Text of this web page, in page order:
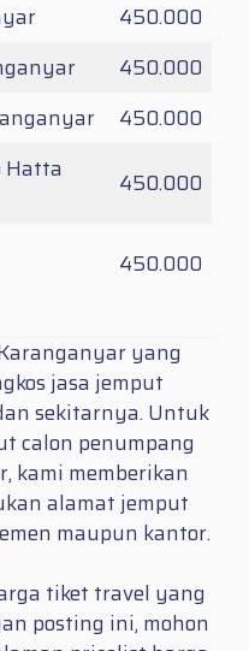
450.000
450.000
450.000
Hatta
450.000
450.000
yang
jasa jemput
sekitarnya. Untuk
calon penumpang
kami memberikan
alamat jemput
maupun kantor.
tiket travel yang
posting ini, mohon